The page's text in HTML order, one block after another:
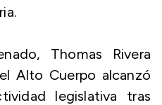
Thomas Rivera
Alto Cuerpo alcanzó
legislativa tras